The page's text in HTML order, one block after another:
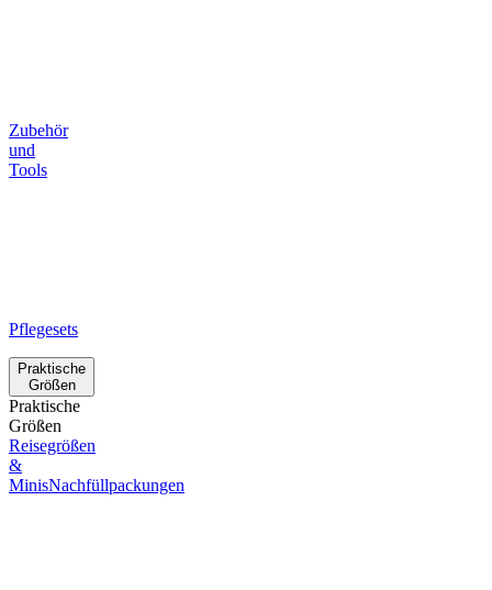
Zubehör
und
Tools
Pflegesets
Praktische
Größen
Praktische
Größen
Reisegrößen
&
MinisNachfüllpackungen